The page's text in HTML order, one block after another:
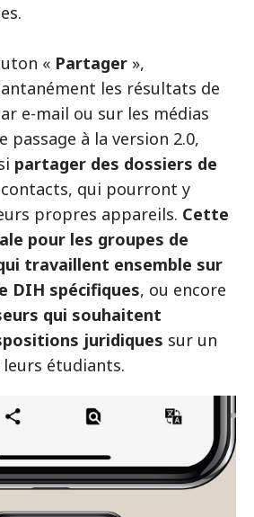
« Partager »,
les résultats de
e-mail ou sur les médias
passage à la version 2.0,
partager des dossiers de
contacts, qui pourront y
propres appareils. Cette
pour les groupes de
travaillent ensemble sur
DIH spécifiques, ou encore
qui souhaitent
juridiques sur un
étudiants.